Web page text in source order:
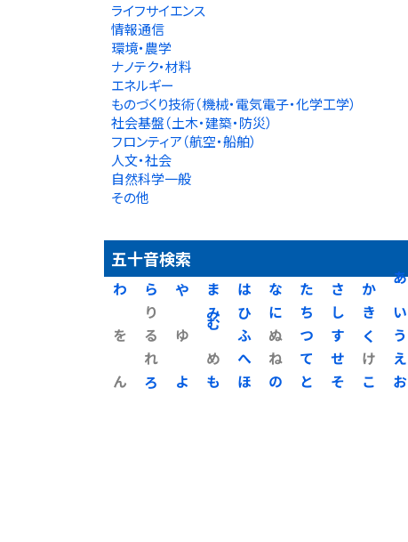
ライフサイエンス
情報通信
環境・農学
ナノテク・材料
エネルギー
ものづくり技術（機械・電気電子・化学工学）
社会基盤（土木・建築・防災）
フロンティア（航空・船舶）
人文・社会
自然科学一般
その他
五十音検索
あ
い
う
え
お
か
き
く
け
こ
さ
し
す
せ
そ
た
ち
つ
て
と
な
に
ぬ
ね
の
は
ひ
ふ
へ
ほ
ま
み
む
め
も
や
ゆ
よ
ら
り
る
れ
ろ
わ
を
ん